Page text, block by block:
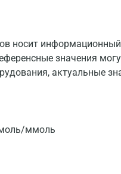
носит
значения
актуальные
ммоль